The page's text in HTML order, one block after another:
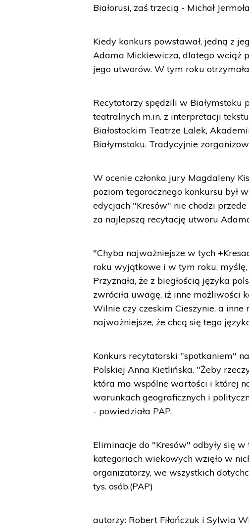
Białorusi, zaś trzecią - Michał
Kiedy konkurs powstawał, jedną z
Adama Mickiewicza, dlatego wciąż
jego utworów. W tym roku
Recytatorzy spędzili w
teatralnych m.in. z interpretacji
Białostockim Teatrze Lalek,
Białymstoku. Tradycyjnie
W ocenie członka jury Magdaleny
poziom tegorocznego konkursu był
edycjach "Kresów" nie chodzi
za najlepszą recytację utworu
"Chyba najważniejsze w tych
roku wyjątkowe i w tym roku, myślę,
Przyznała, że z biegłością języka
zwróciła uwagę, iż inne możliwości
Wilnie czy czeskim Cieszynie, a inne
najważniejsze, że chcą się tego
Konkurs recytatorski "spotkaniem"
Polskiej Anna Kietlińska. "Żeby
która ma wspólne wartości i której
warunkach geograficznych i
- powiedziała PAP.
Eliminacje do "Kresów" odbyły się
kategoriach wiekowych wzięło w
organizatorzy, we wszystkich
tys. osób.(PAP)
autorzy: Robert Fiłończuk i Sylwia